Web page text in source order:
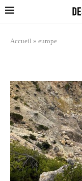
Accueil » europe